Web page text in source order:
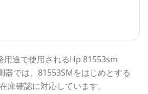
用途で使用されるHp 81553sm
器では、 81553SMをはじめとする
庫確認に対応しています。